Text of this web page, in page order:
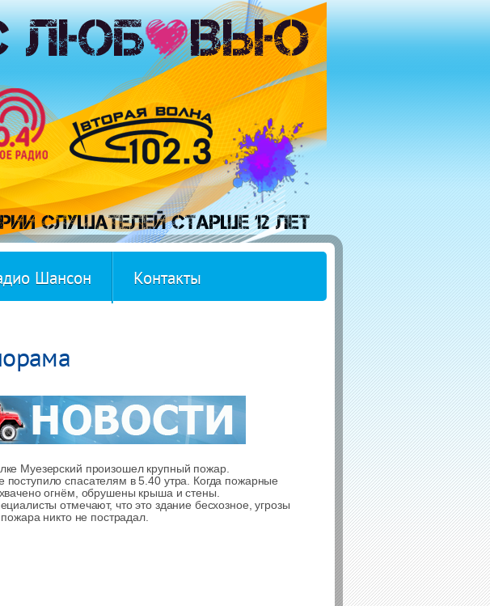
Шансон Контакты
Муезерский произошел крупный пожар.
спасателям в 5.40 утра. Когда пожарные
огнём, обрушены крыша и стены.
отмечают, что это здание бесхозное, угрозы
никто не пострадал.